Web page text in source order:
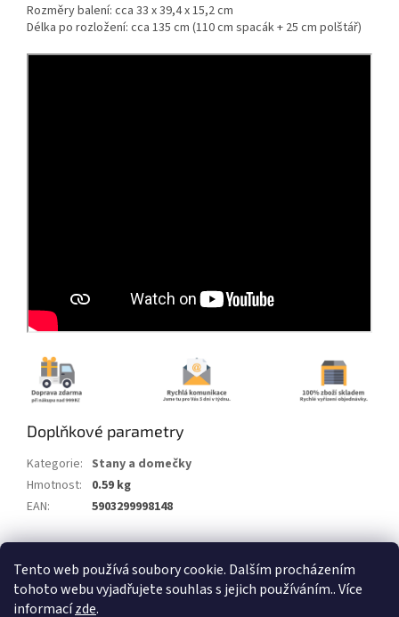
Tento web používá soubory cookie. Dalším procházením
tohoto webu vyjadřujete souhlas s jejich používáním.. Více
informacízde.
Rozměry balení: cca 33 x 39,4 x 15,2 cm
Délka po rozložení: cca 135 cm (110 cm spacák + 25 cm polštář)
Doplňkové parametry
Kategorie: Stany a domečky
Hmotnost:
0.59 kg
EAN: 5903299998148
Vytvořil Shoptet